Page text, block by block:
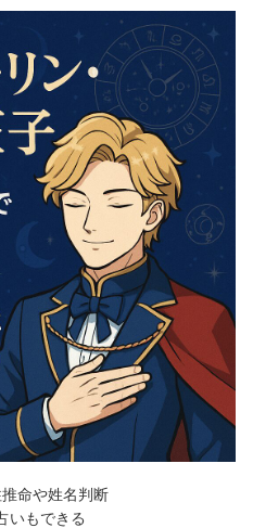
命や姓名判断
いもできる